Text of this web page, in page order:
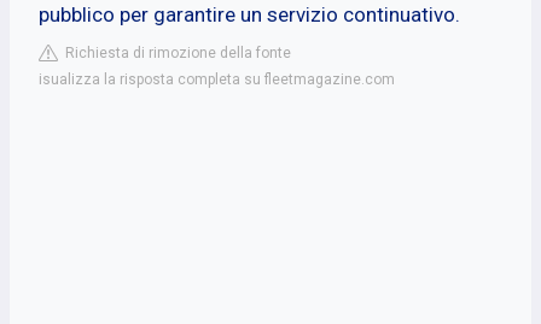
pubblico per garantire un servizio continuativo.
Richiesta di rimozione della fonte
isualizza la risposta completa su fleetmagazine.com